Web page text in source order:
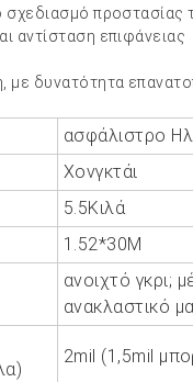
σχεδιασμό προστασίας
αντίσταση επιφάνειας
με δυνατότητα
ασφάλιστρο
Χονγκτάι
5.5Κιλά
1.52*30Μ
ανοιχτό γκρι;
ανακλαστικό
2mil (1,5mil